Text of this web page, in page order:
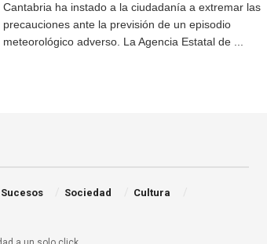
Cantabria ha instado a la ciudadanía a extremar las
precauciones ante la previsión de un episodio
meteorológico adverso. La Agencia Estatal de ...
Sucesos Sociedad
Cultura